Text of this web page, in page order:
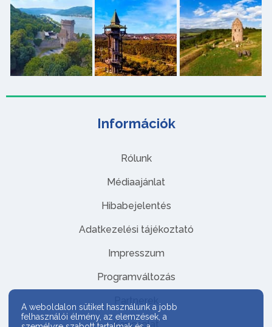
Információk
Rólunk
Médiaajánlat
Hibabejelentés
Adatkezelési tájékoztató
Impresszum
Programváltozás
Partnerek
Kapcsolat
A weboldalon sütiket használunk a jobb
felhasználói élmény, az elemzések, a